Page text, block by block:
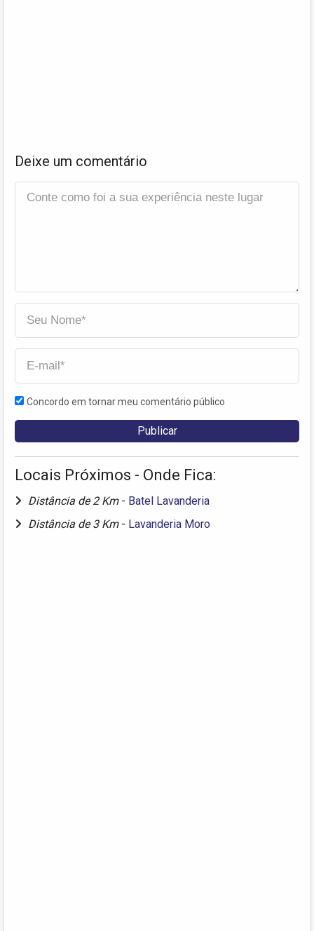
Deixe um comentário
Concordo em tornar meu comentário público
Locais Próximos - Onde Fica:
Distância de 2 Km - Batel Lavanderia
Distância de 3 Km - Lavanderia Moro